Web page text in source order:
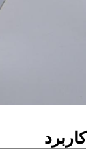
کاربرد